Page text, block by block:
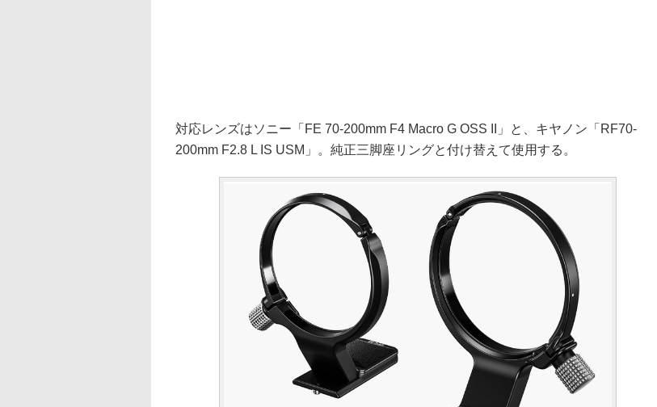
対応レンズはソニー「FE 70-200mm F4 Macro G OSS II」と、キヤノン「RF70-
200mm F2.8 L IS USM」。純正三脚座リングと付け替えて使用する。